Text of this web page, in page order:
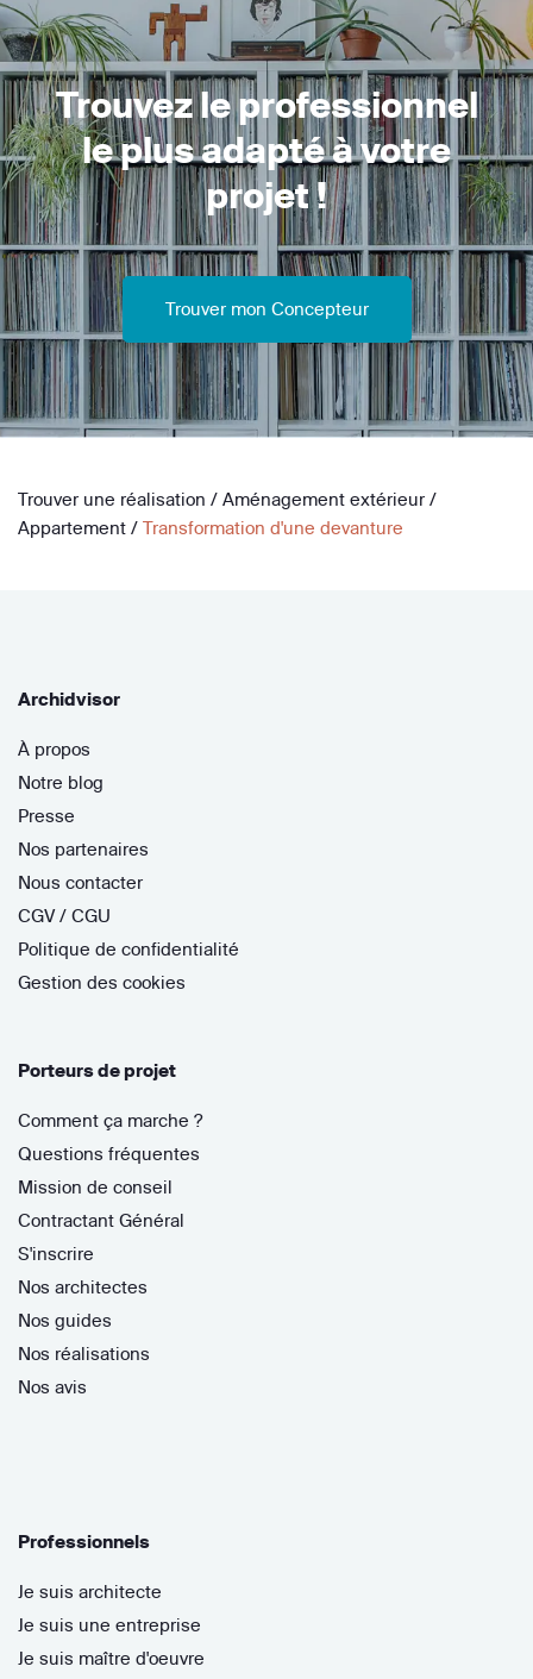
Trouvez le professionnel
le plus adapté à votre
projet !
Trouver mon Concepteur
Trouver une réalisation / Aménagement extérieur /
Appartement / Transformation d'une devanture
Archidvisor
À propos
Notre blog
Presse
Nos partenaires
Nous contacter
CGV / CGU
Politique de confidentialité
Gestion des cookies
Porteurs de projet
Comment ça marche ?
Questions fréquentes
Mission de conseil
Contractant Général
S'inscrire
Nos architectes
Nos guides
Nos réalisations
Nos avis
Professionnels
Je suis architecte
Je suis une entreprise
Je suis maître d'oeuvre